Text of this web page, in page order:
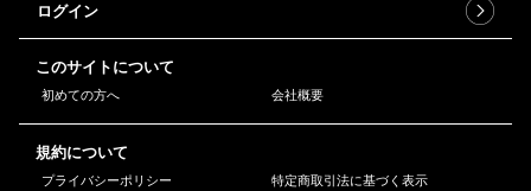
ログイン
このサイトについて
初めての方へ 会社概要
規約について
プライバシーポリシー 特定商取引法に基づく表示